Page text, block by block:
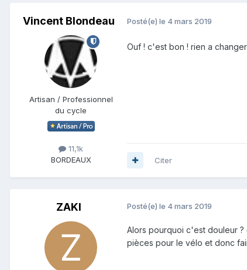
Vincent Blondeau
Artisan / Professionnel
du cycle
11,1k
BORDEAUX
Posté(e) le 4 mars 2019
Ouf ! c'est bon ! rien a
Citer
ZAKI Posté(e) le 4 mars 2019
Alors pourquoi c'est douleur
pièces pour le vélo et donc